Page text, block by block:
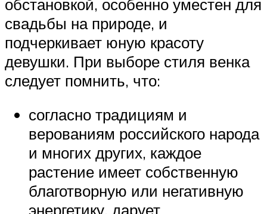
обстановкой, особенно уместен для
свадьбы на природе, и
подчеркивает юную красоту
девушки. При выборе стиля венка
следует помнить, что:
согласно традициям и
верованиям российского народа
и многих других, каждое
растение имеет собственную
благотворную или негативную
энергетику, дарует